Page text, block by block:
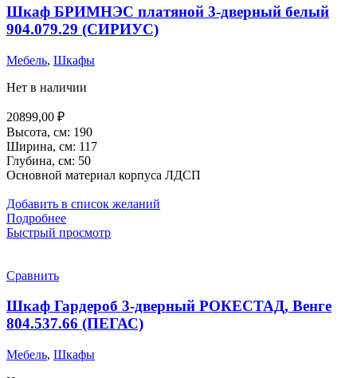
Шкаф БРИМНЭС платяной 3-дверный белый
904.079.29 (СИРИУС)
Мебель, Шкафы
Нет в наличии
20899,00 ₽
Высота, см: 190
Ширина, см: 117
Глубина, см: 50
Основной материал корпуса ЛДСП
Добавить в список желаний
Подробнее
Быстрый просмотр
Сравнить
Шкаф Гардероб 3-дверный РОКЕСТАД, Венге
804.537.66 (ПЕГАС)
Мебель, Шкафы